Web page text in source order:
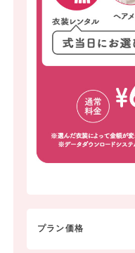
プラン価格